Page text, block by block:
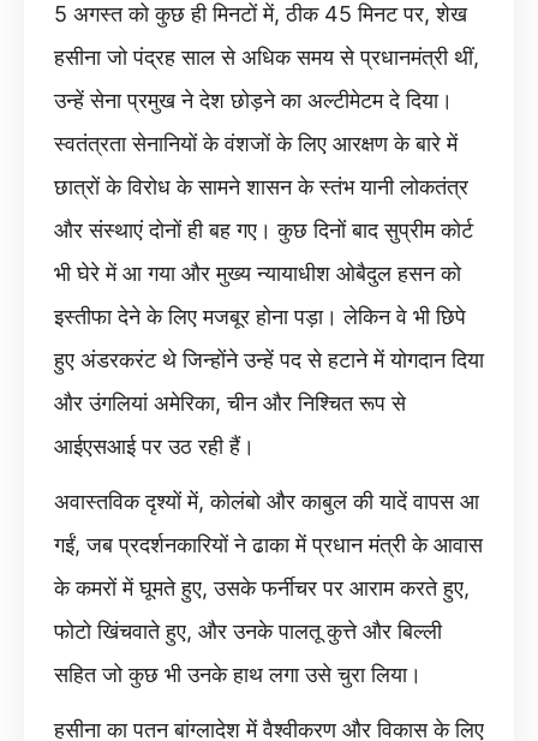
5 अगस्त को कुछ ही मिनटों में, ठीक 45 मिनट पर, शेख
हसीना जो पंद्रह साल से अधिक समय से प्रधानमंत्री थीं,
उन्हें सेना प्रमुख ने देश छोड़ने का अल्टीमेटम दे दिया।
स्वतंत्रता सेनानियों के वंशजों के लिए आरक्षण के बारे में
छात्रों के विरोध के सामने शासन के स्तंभ यानी लोकतंत्र
और संस्थाएं दोनों ही बह गए। कुछ दिनों बाद सुप्रीम कोर्ट
भी घेरे में आ गया और मुख्य न्यायाधीश ओबैदुल हसन को
इस्तीफा देने के लिए मजबूर होना पड़ा। लेकिन वे भी छिपे
हुए अंडरकरंट थे जिन्होंने उन्हें पद से हटाने में योगदान दिया
और उंगलियां अमेरिका, चीन और निश्चित रूप से
आईएसआई पर उठ रही हैं।
अवास्तविक दृश्यों में, कोलंबो और काबुल की यादें वापस आ
गईं, जब प्रदर्शनकारियों ने ढाका में प्रधान मंत्री के आवास
के कमरों में घूमते हुए, उसके फर्नीचर पर आराम करते हुए,
फोटो खिंचवाते हुए, और उनके पालतू कुत्ते और बिल्ली
सहित जो कुछ भी उनके हाथ लगा उसे चुरा लिया।
हसीना का पतन बांग्लादेश में वैश्वीकरण और विकास के लिए